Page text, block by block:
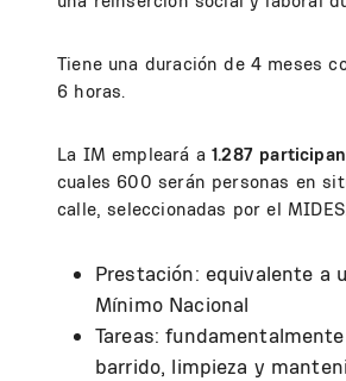
Tiene una duración de 4 meses
6 horas.
La IM empleará a1.287
cuales 600 serán personas en
calle, seleccionadas por el
Prestación: equivalente a
Mínimo Nacional
Tareas:
barrido, limpieza y